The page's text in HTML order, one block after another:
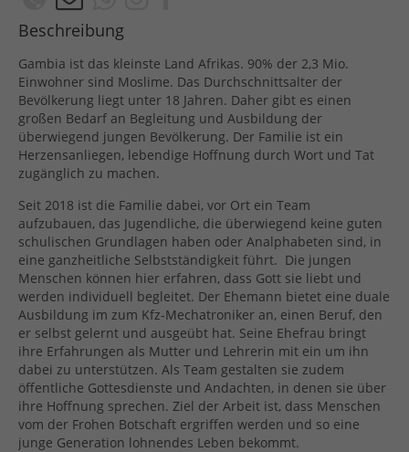
Beschreibung
Gambia ist das kleinste Land Afrikas. 90% der 2,3 Mio.
Einwohner sind Moslime. Das Durchschnittsalter der
Bevölkerung liegt unter 18 Jahren. Daher gibt es einen
großen Bedarf an Begleitung und Ausbildung der
überwiegend jungen Bevölkerung. Der Familie ist ein
Herzensanliegen, lebendige Hoffnung durch Wort und Tat
zugänglich zu machen.
Seit 2018 ist die Familie dabei, vor Ort ein Team
aufzubauen, das Jugendliche, die überwiegend keine guten
schulischen Grundlagen haben oder Analphabeten sind, in
eine ganzheitliche Selbstständigkeit führt. Die jungen
Menschen können hier erfahren, dass Gott sie liebt und
werden individuell begleitet. Der Ehemann bietet eine duale
Ausbildung im zum Kfz-Mechatroniker an, einen Beruf, den
er selbst gelernt und ausgeübt hat. Seine Ehefrau bringt
ihre Erfahrungen als Mutter und Lehrerin mit ein um ihn
dabei zu unterstützen. Als Team gestalten sie zudem
öffentliche Gottesdienste und Andachten, in denen sie über
ihre Hoffnung sprechen. Ziel der Arbeit ist, dass Menschen
vom der Frohen Botschaft ergriffen werden und so eine
junge Generation lohnendes Leben bekommt.